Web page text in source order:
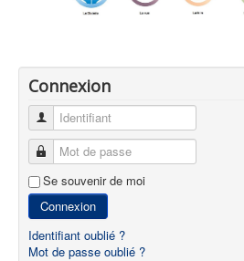
Connexion
Identifiant
Mot de passe
Se souvenir de moi
Connexion
Identifiant oublié ?
Mot de passe oublié ?